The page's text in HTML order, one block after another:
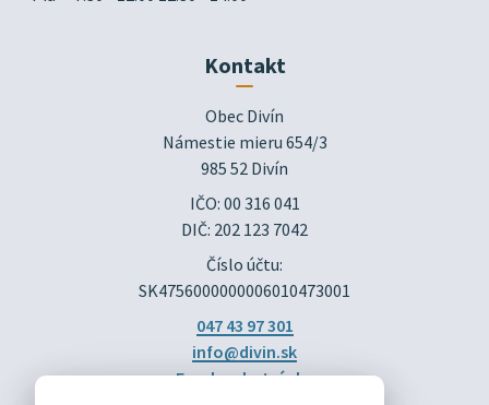
Kontakt
Obec Divín
Námestie mieru 654/3
985 52 Divín
IČO: 00 316 041
DIČ: 202 123 7042
Číslo účtu:
SK4756000000006010473001
047 43 97 301
info@divin.sk
Facebook stránka